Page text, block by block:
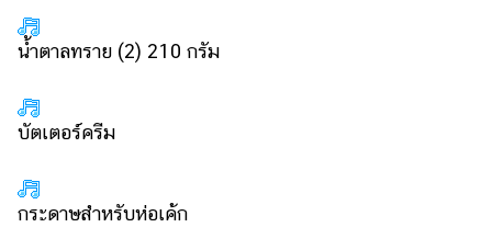
น้ำตาลทราย (2) 210 กรัม
บัตเตอร์ครีม
กระดาษสำหรับห่อเค้ก